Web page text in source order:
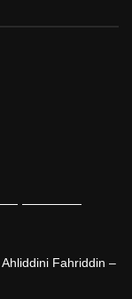
Fahriddin –